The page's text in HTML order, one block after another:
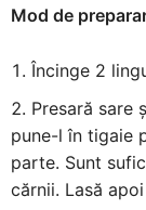
Mod de
Încinge 2
Presară sare
pune-l în tigaie
parte. Sunt
cărnii. Lasă